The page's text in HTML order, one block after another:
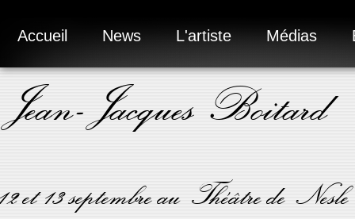
Accueil News L'artiste Médias
Jean-Jacques Boitard
12 et 13 septembre au Théâtre de Nesle